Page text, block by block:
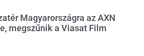
Magyarországra az AXN
megszűnik a Viasat Film